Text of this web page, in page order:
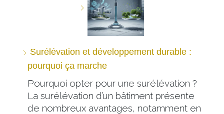
Surélévation et développement durable :
pourquoi ça marche
Pourquoi opter pour une surélévation ?
La surélévation d’un bâtiment présente
de nombreux avantages, notamment en